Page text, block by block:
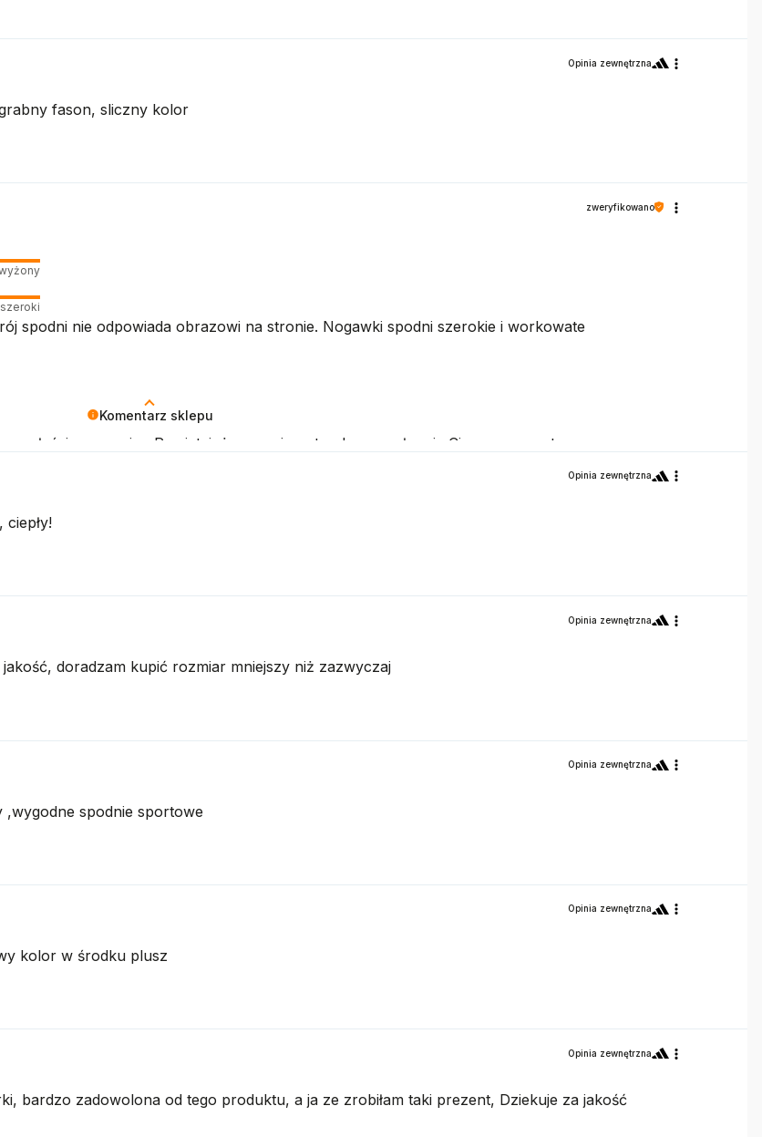
Opinia zewnętrzna
fason, sliczny kolor
Komentarz sklepu
właściwy rozmiar. Pamiętaj, że w razie potrzeby przysługuje Ci prawo zwrotu
ją na karcie produktu, tuż przy rozmiarach. Pozdrawiamy!
zweryfikowano
szeroki
spodni nie odpowiada obrazowi na stronie. Nogawki spodni szerokie i workowate
Opinia zewnętrzna
Opinia zewnętrzna
doradzam kupić rozmiar mniejszy niż zazwyczaj
Opinia zewnętrzna
,wygodne spodnie sportowe
Opinia zewnętrzna
kolor w środku plusz
Opinia zewnętrzna
bardzo zadowolona od tego produktu, a ja ze zrobiłam taki prezent, Dziekuje za jakość